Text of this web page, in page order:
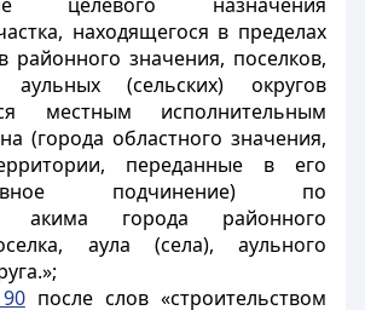
находящегося в пределах
районного значения, поселков,
(сельских) округов
местным исполнительным
(города областного значения,
переданные в его
подчинение) по
акима города районного
аула (села), аульного
после слов «строительством